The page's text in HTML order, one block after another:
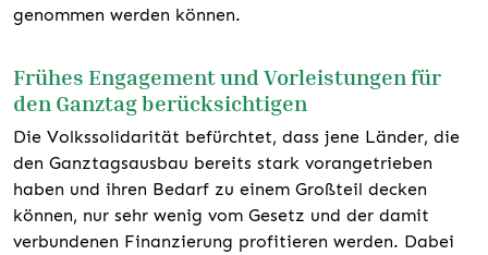
genommen werden können.
Frühes Engagement und Vorleistungen für
den Ganztag berücksichtigen
Die Volkssolidarität befürchtet, dass jene Länder, die
den Ganztagsausbau bereits stark vorangetrieben
haben und ihren Bedarf zu einem Großteil decken
können, nur sehr wenig vom Gesetz und der damit
verbundenen Finanzierung profitieren werden. Dabei